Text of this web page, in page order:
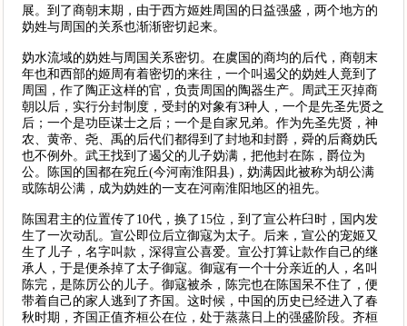
展。到了商朝末期，由于西方姬姓周国的日益强盛，两个地方的
妫姓与周国的关系也渐渐密切起来。
妫水流域的妫姓与周国关系密切。在虞国的商均的后代，商朝末
年也和西部的姬周有着密切的来往，一个叫遏父的妫姓人竟到了
周国，作了陶正这样的官，负责周国的陶器生产。周武王灭掉商
朝以后，实行分封制度，受封的对象有3种人，一个是先圣先贤之
后；一个是功臣谋士之后；一个是自家兄弟。作为先圣先贤，神
农、黄帝、尧、禹的后代们都得到了封地和封爵，舜的后裔妫氏
也不例外。武王找到了遏父的儿子妫满，把他封在陈，爵位为
公。陈国的国都在宛丘(今河南淮阳县)，妫满因此被称为胡公满
或陈胡公满，成为妫姓的一支在河南淮阳地区的祖先。
陈国君主的位置传了10代，换了15位，到了宣公杵臼时，国内发
生了一次动乱。宣公即位后立御寇为太子。后来，宣公的宠姬又
生了儿子，名字叫款，深得宣公喜爱。宣公打算让款作自己的继
承人，于是便杀掉了太子御寇。御寇有一个十分亲近的人，名叫
陈完，是陈厉公的儿子。御寇被杀，陈完也在陈国呆不住了，便
带着自己的家人逃到了齐国。这时候，中国的历史已经进入了春
秋时期，齐国正值齐桓公在位，处于蒸蒸日上的强盛阶段。齐桓